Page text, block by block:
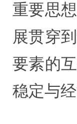
重要思
展贯穿
要素的
稳定与